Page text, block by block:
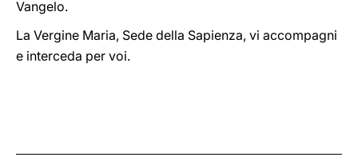
Vangelo.
La Vergine Maria, Sede della Sapienza, vi accompagni
e interceda per voi.